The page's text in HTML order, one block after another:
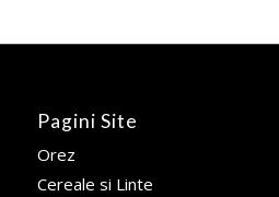
Pagini Site
Orez
Cereale si Linte